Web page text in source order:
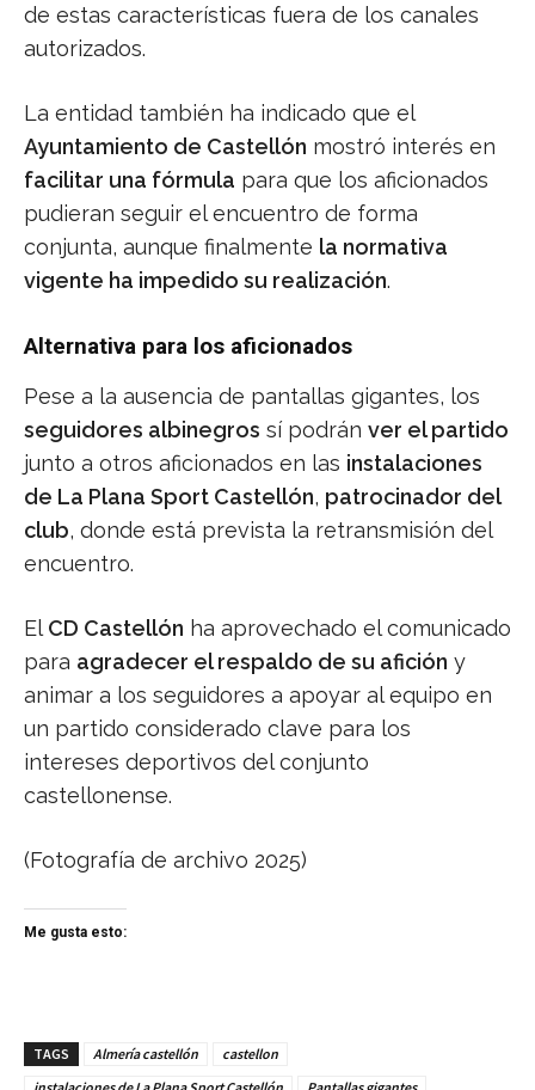
de estas características fuera de los canales
autorizados.
La entidad también ha indicado que el
Ayuntamiento de Castellón mostró interés en
facilitar una fórmula para que los aficionados
pudieran seguir el encuentro de forma
conjunta, aunque finalmente la normativa
vigente ha impedido su realización.
Alternativa para los aficionados
Pese a la ausencia de pantallas gigantes, los
seguidores albinegros sí podrán ver el partido
junto a otros aficionados en las instalaciones
de La Plana Sport Castellón, patrocinador del
club, donde está prevista la retransmisión del
encuentro.
El CD Castellón ha aprovechado el comunicado
para agradecer el respaldo de su afición y
animar a los seguidores a apoyar al equipo en
un partido considerado clave para los
intereses deportivos del conjunto
castellonense.
(Fotografía de archivo 2025)
Me gusta esto:
TAGS Almería castellón
castellon